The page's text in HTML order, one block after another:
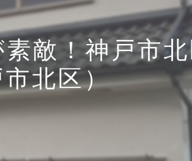
敵！神戸市
北区）